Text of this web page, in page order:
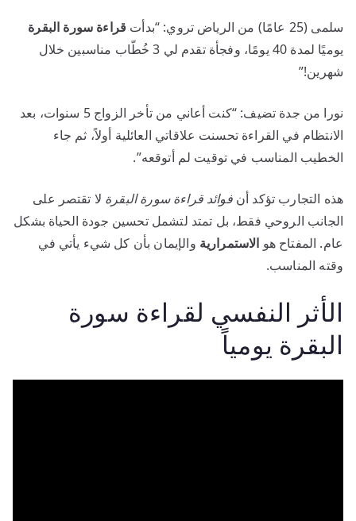
سلمى (25 عامًا) من الرياض تروي: “بدأت
قراءة سورة البقرة
يوميًا لمدة 40 يومًا، وفجأة تقدم لي 3 خُطّاب مناسبين خلال
شهرين!”
نورا من جدة تضيف: “كنت أعاني من تأخر الزواج 5 سنوات، بعد
الانتظام في القراءة تحسنت علاقاتي العائلية أولاً، ثم جاء
الخطيب المناسب في توقيت لم أتوقعه”.
هذه التجارب تؤكد أنفوائد قراءة سورة البقرة لا تقتصر على
الجانب الروحي فقط، بل تمتد لتشمل تحسين جودة الحياة بشكل
عام. المفتاح هو الاستمرارية والإيمان بأن كل شيء يأتي في
وقته المناسب.
الأثر النفسي لقراءة سورة
البقرة يومياً